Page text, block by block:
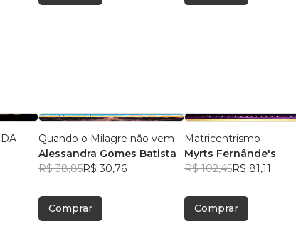
Quando o Milagre não vem
Alessandra Gomes Batista
R$ 38,85R$ 30,76
Comprar
Matricentrismo
Myrts Fernânde's
R$ 102,45R$ 81,11
Comprar